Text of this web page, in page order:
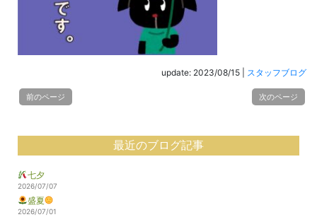
update: 2023/08/15 スタッフブログ
前のページ 次のページ
最近のブログ記事
七夕
2026/07/07
盛夏
2026/07/01